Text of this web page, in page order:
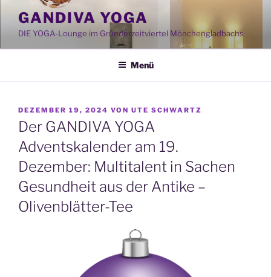
Inhalt
springen
GANDIVA YOGA
DIE YOGA-Lounge im Gründerzeitviertel Mönchengladbachs
Menü
VERÖFFENTLICHT
AM
DEZEMBER 19, 2024 VON UTE SCHWARTZ
Der GANDIVA YOGA
Adventskalender am 19.
Dezember: Multitalent in Sachen
Gesundheit aus der Antike –
Olivenblätter-Tee